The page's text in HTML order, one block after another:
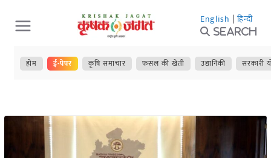
Skip
to
content
English | हिन्दी
Search
होम ई-पेपर कृषि समाचार फसल की खेती उद्यानिकी सरकारी